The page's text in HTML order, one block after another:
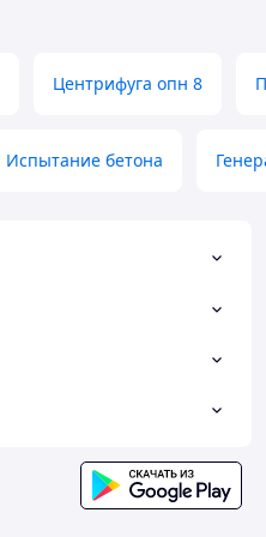
Центрифуга опн 8
Испытание бетона